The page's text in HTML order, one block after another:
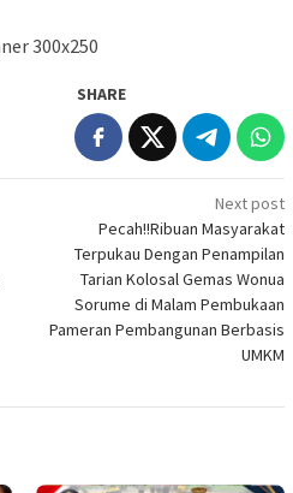
SHARE
Next post
Pecah!!Ribuan Masyarakat
Terpukau Dengan Penampilan
Tarian Kolosal Gemas Wonua
Sorume di Malam Pembukaan
Pameran Pembangunan Berbasis
UMKM